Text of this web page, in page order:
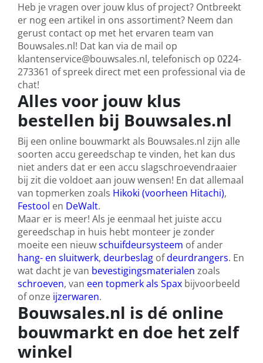
Heb je vragen over jouw klus of project? Ontbreekt
er nog een artikel in ons assortiment? Neem dan
gerust contact op met het ervaren team van
Bouwsales.nl! Dat kan via de mail op
klantenservice@bouwsales.nl, telefonisch op 0224-
273361 of spreek direct met een professional via de
chat!
Alles voor jouw klus
bestellen bij Bouwsales.nl
Bij een online bouwmarkt als Bouwsales.nl zijn alle
soorten accu gereedschap te vinden, het kan dus
niet anders dat er een accu slagschroevendraaier
bij zit die voldoet aan jouw wensen! En dat allemaal
van topmerken zoals Hikoki (voorheen Hitachi),
Festool en DeWalt.
Maar er is meer! Als je eenmaal het juiste accu
gereedschap in huis hebt monteer je zonder
moeite een nieuwschuifdeursysteem of ander
hang- en sluitwerk, deurbeslag ofdeurdrangers. En
wat dacht je van bevestigingsmaterialen zoals
schroeven, van een topmerk als Spax bijvoorbeeld
of onze ijzerwaren.
Bouwsales.nl is dé online
bouwmarkt en doe het zelf
winkel